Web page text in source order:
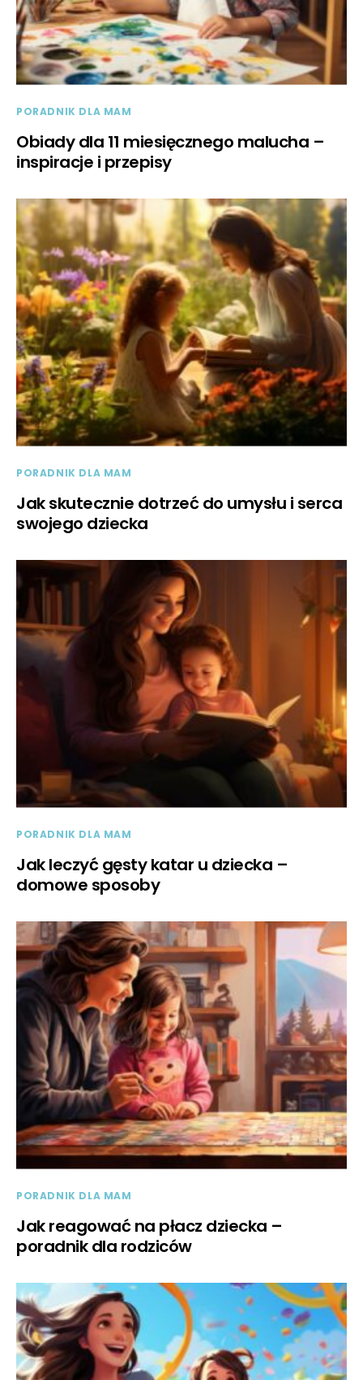
PORADNIK DLA MAM
Obiady dla 11 miesięcznego malucha –
inspiracje i przepisy
PORADNIK DLA MAM
Jak skutecznie dotrzeć do umysłu i serca
swojego dziecka
PORADNIK DLA MAM
Jak leczyć gęsty katar u dziecka –
domowe sposoby
PORADNIK DLA MAM
Jak reagować na płacz dziecka –
poradnik dla rodziców